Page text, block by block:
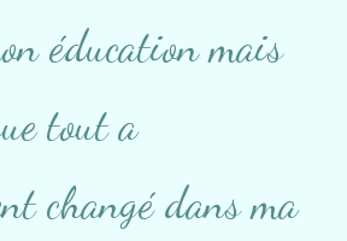
éducation mais
tout a
changé dans ma